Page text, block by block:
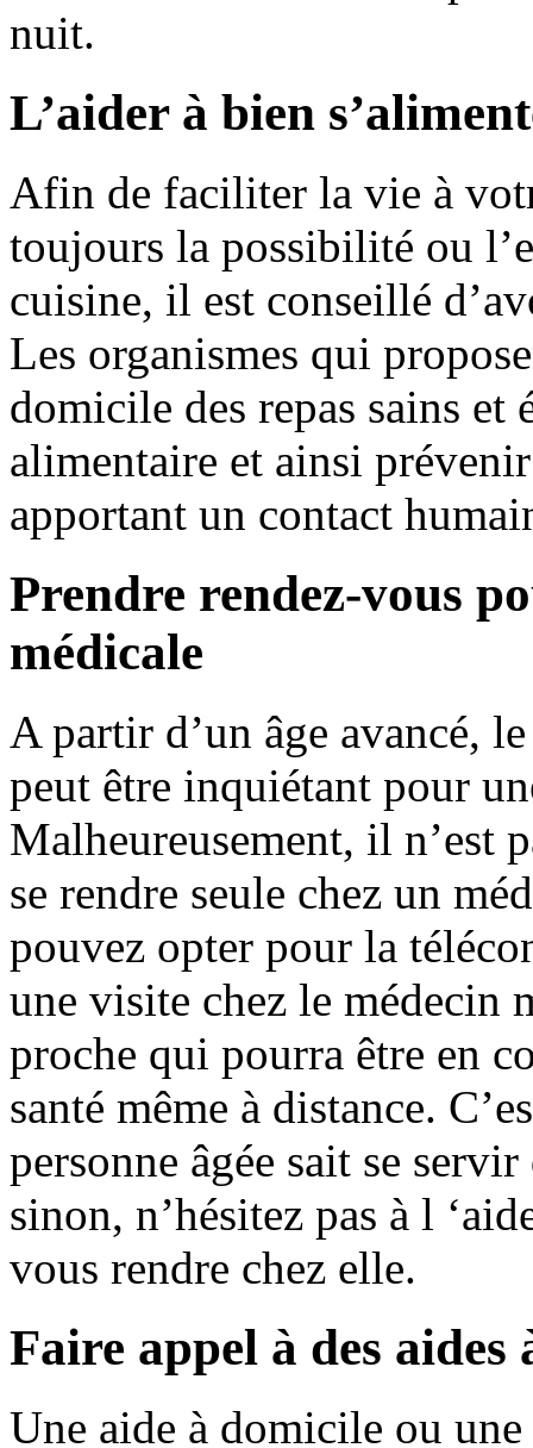
nuit.
L’aider à bien
Afin de faciliter la vie à
toujours la possibilité ou
cuisine, il est conseillé
Les organismes qui
domicile des repas sains et
alimentaire et ainsi
apportant un contact
Prendre rendez-vous
médicale
A partir d’un âge avancé,
peut être inquiétant pour
Malheureusement, il n’est
se rendre seule chez un
pouvez opter pour la
une visite chez le médecin
proche qui pourra être en
santé même à distance.
personne âgée sait se
sinon, n’hésitez pas à l
vous rendre chez elle.
Faire appel à des aides
Une aide à domicile ou